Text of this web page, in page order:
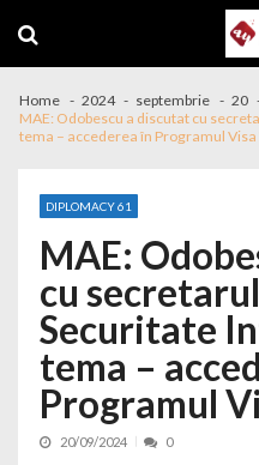
Home 2024 septembrie
20
MAE: Odobescu a discutat cu
tema – accederea în Programul
DIPLOMACY 61
MAE:
cu
Securitate
tema –
Programul
20/09/2024 0